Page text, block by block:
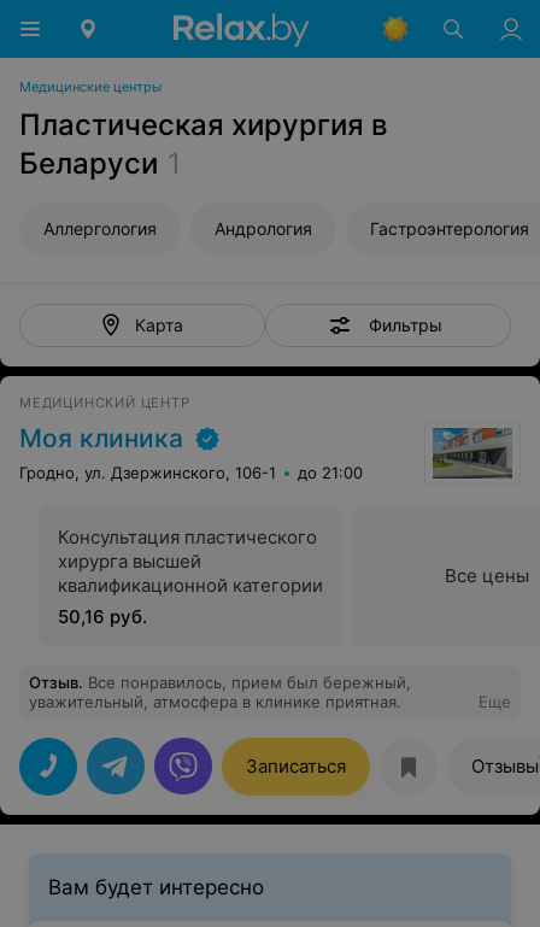
Медицинские центры
Пластическая хирургия в
Беларуси 1
Аллергология Андрология Гастроэнтерология
Карта Фильтры
МЕДИЦИНСКИЙ ЦЕНТР
Моя клиника
Гродно, ул. Дзержинского, 106-1 до 21:00
Консультация пластического
хирурга высшей
квалификационной категории
50,16 руб.
Все цены
Отзыв. Все понравилось, прием был бережный,
уважительный, атмосфера в клинике приятная.
Еще
Записаться Отзывы
Вам будет интересно